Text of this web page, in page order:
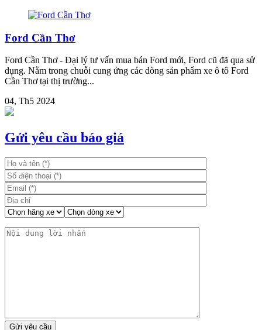
Ford Cần Thơ
Ford Cần Thơ - Đại lý tư vấn mua bán Ford mới, Ford cũ đã qua sử
dụng. Nằm trong chuỗi cung ứng các dòng sản phẩm xe ô tô Ford
Cần Thơ tại thị trường...
04, Th5 2024
Gửi yêu cầu báo giá